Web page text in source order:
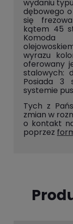
wydaniu
dębowego
się
kątem 45
Komoda
wyrazu
oferowany
stalowych:
Posiada 3
systemie
Tych z
zmian w
o kontakt
poprzez